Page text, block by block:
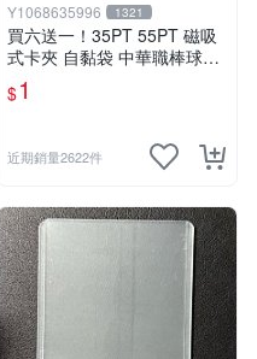
Y1068635996 1321
買六送一！35PT 55PT 磁吸
式卡夾 自黏袋 中華職棒球員
卡 遊戲王 寶可夢PTCG 漫威
ultra pro可用
$1
近期銷量2622件